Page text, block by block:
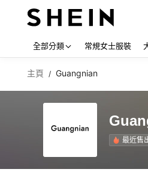
全部分類 常規女士服裝
主頁 / Guangnian
最近售